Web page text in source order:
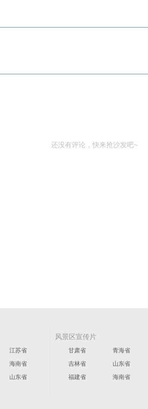
还没有评论，快来抢沙发吧~
江苏省
海南省
山东省
风景区宣传片
甘肃省 青海省
吉林省
山东省
福建省
海南省